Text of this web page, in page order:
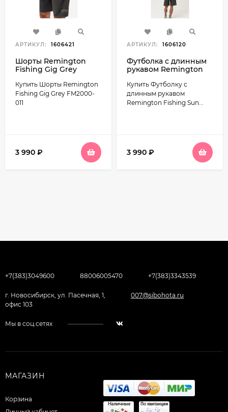
АРТИКУЛ: 1606421
Шорты Remington
Fishing Gig Grey
Купить Шорты Remington
Fishing Gig Grey FM2000-
011
3 990 ₽
АРТИКУЛ: 1606120
Футболка с длинным
рукавом Remington
Mosquito Protection
Style 5 FM2001-111
Купить Футболку с
длинным рукавом
Remington Fishing Sun...
3 990 ₽
+7(383)3049600 88006005470 +7(383)3343539
г. Новосибирск, ул. Пасечная, 1,
офис 103
007@sibohota.ru
Мы в соц.сетях
МАГАЗИН
Корзина